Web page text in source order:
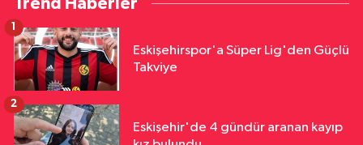
Trend Haberler
Eskişehirspor'a Süper Lig'den Güçlü
Takviye
1
Eskişehir'de 4 gündür aranan kayıp
2